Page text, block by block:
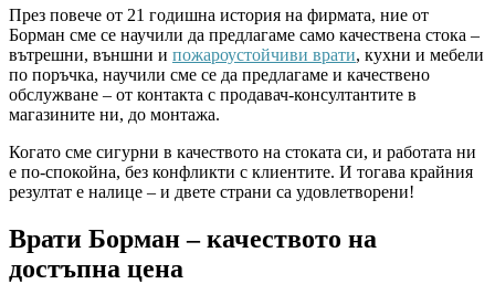
През повече от 21 годишна история на фирмата, ние от
Борман сме се научили да предлагаме само качествена стока –
вътрешни, външни и пожароустойчиви врати, кухни и мебели
по поръчка, научили сме се да предлагаме и качествено
обслужване – от контакта с продавач-консултантите в
магазините ни, до монтажа.
Когато сме сигурни в качеството на стоката си, и работата ни
е по-спокойна, без конфликти с клиентите. И тогава крайния
резултат е налице – и двете страни са удовлетворени!
Врати Борман – качеството на
достъпна цена